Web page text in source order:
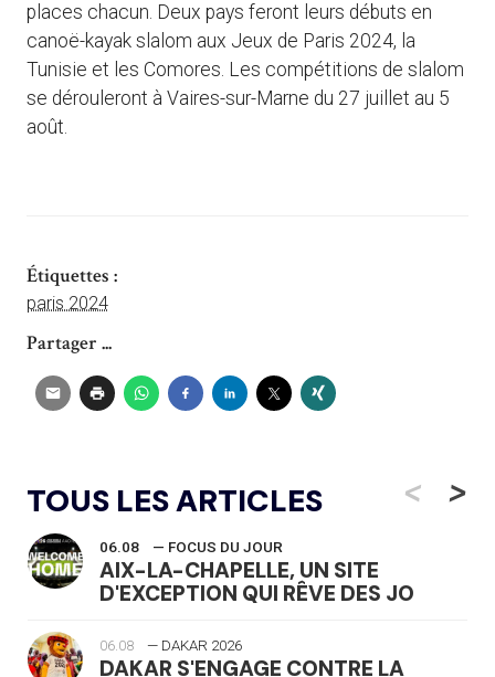
places chacun. Deux pays feront leurs débuts en
canoë-kayak slalom aux Jeux de Paris 2024, la
Tunisie et les Comores. Les compétitions de slalom
se dérouleront à Vaires-sur-Marne du 27 juillet au 5
août.
Étiquettes :
paris 2024
Partager ...
TOUS LES ARTICLES <
06.08 — FOCUS DU JOUR
AIX-LA-CHAPELLE, UN SITE
D'EXCEPTION QUI RÊVE DES JO
06.08 — DAKAR 2026
DAKAR S'ENGAGE CONTRE LA
>